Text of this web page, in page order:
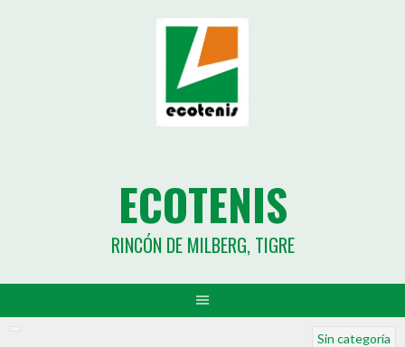
ECOTENIS
RINCÓN DE MILBERG, TIGRE
Sin categoría